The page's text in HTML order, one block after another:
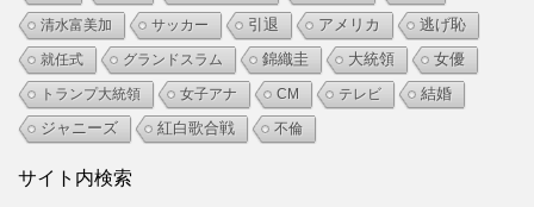
清水富美加 サッカー 引退 アメリカ 逃げ恥
就任式 グランドスラム 錦織圭 大統領 女優
トランプ大統領 女子アナ CM テレビ
結婚
ジャニーズ
紅白歌合戦 不倫
サイト内検索